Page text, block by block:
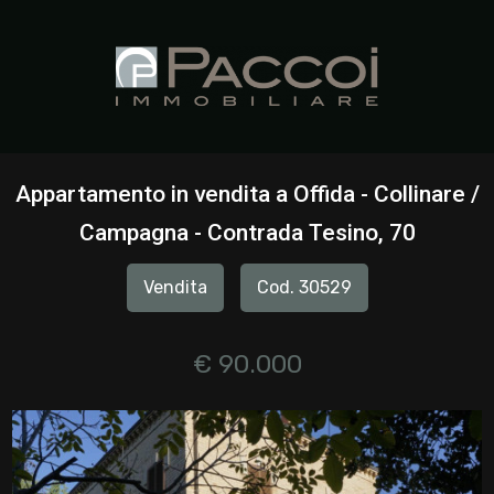
Appartamento in vendita a Offida - Collinare /
Campagna - Contrada Tesino, 70
Vendita Cod. 30529
€ 90.000
IMMOBILI
Qualsiasi
Scegli
dove